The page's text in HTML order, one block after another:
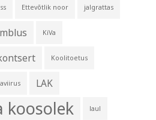
Ettevõtlik noor jalgrattas
KiVa
Koolitoetus
LAK
koosolek laul